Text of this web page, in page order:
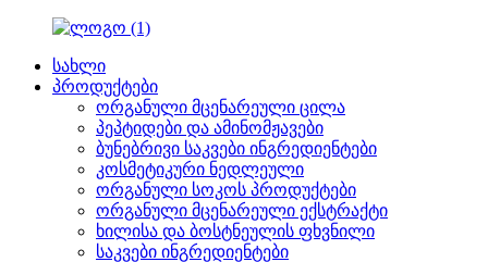
სახლი
პროდუქტები
ორგანული მცენარეული ცილა
პეპტიდები და ამინომჟავები
ბუნებრივი საკვები ინგრედიენტები
კოსმეტიკური ნედლეული
ორგანული სოკოს პროდუქტები
ორგანული მცენარეული ექსტრაქტი
ხილისა და ბოსტნეულის ფხვნილი
საკვები ინგრედიენტები